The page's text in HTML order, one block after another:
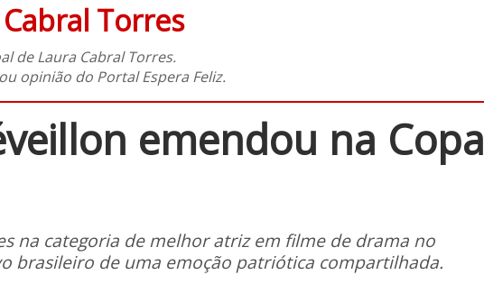
Torres
de Laura Cabral Torres.
opinião do Portal Espera Feliz.
emendou na Copa
na categoria de melhor atriz em filme de drama no
brasileiro de uma emoção patriótica compartilhada.